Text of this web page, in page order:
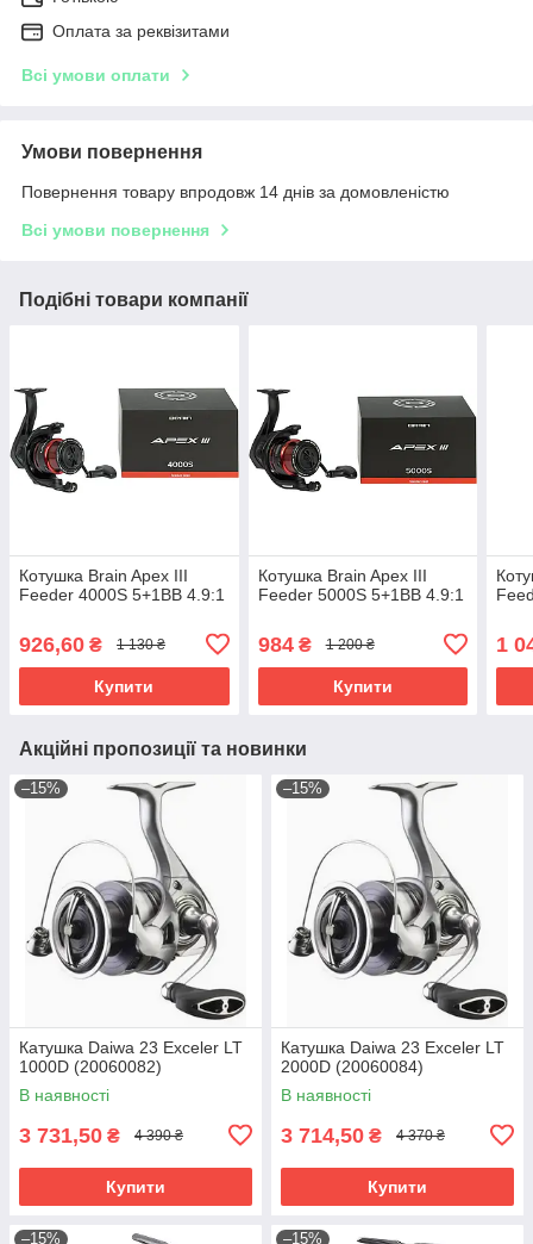
Оплата за реквізитами
Всі умови оплати
Умови повернення
Повернення товару впродовж 14 днів за домовленістю
Всі умови повернення
Подібні товари компанії
Котушка Brain Apex III
Feeder 4000S 5+1BB 4.9:1
926,60 ₴ 1 130 ₴
Купити
Котушка Brain Apex III
Feeder 5000S 5+1BB 4.9:1
984₴ 1 200 ₴
Купити
1
Акційні пропозиції та новинки
–15%
Катушка Daiwa 23 Exceler LT
1000D (20060082)
В наявності
3 731,50 ₴ 4 390 ₴
Купити
–15%
Катушка Daiwa 23 Exceler LT
2000D (20060084)
В наявності
3 714,50 ₴ 4 370 ₴
Купити
–15% –15%